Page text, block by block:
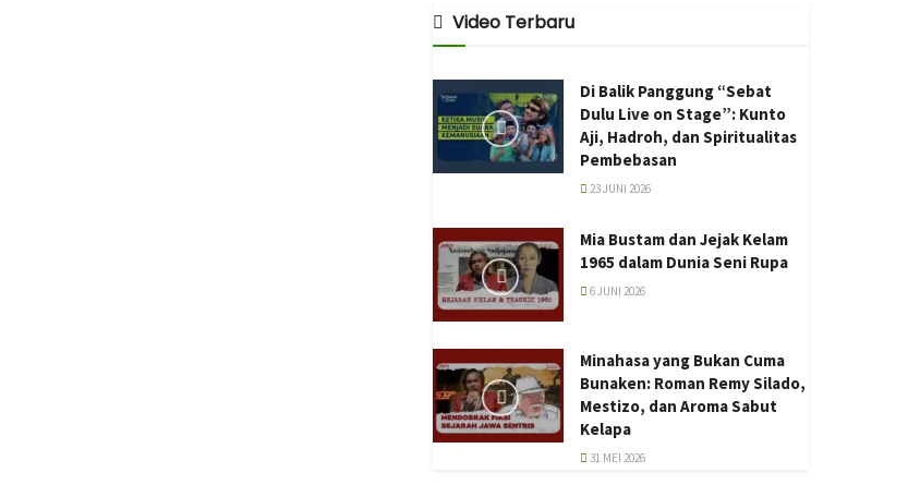
Video Terbaru
Di Balik Panggung “Sebat
Dulu Live on Stage”: Kunto
Aji, Hadroh, dan Spiritualitas
Pembebasan
23 JUNI 2026
Mia Bustam dan Jejak Kelam
1965 dalam Dunia Seni Rupa
6 JUNI 2026
Minahasa yang Bukan Cuma
Bunaken: Roman Remy Silado,
Mestizo, dan Aroma Sabut
Kelapa
31 MEI 2026